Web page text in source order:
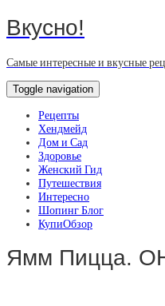
Вкусно!
Самые интересные и вкусные
Toggle navigation
Рецепты
Хендмейд
Дом и Сад
Здоровье
Женский Гид
Путешествия
Интересно
Шопинг Блог
КупиОбзор
Ямм Пицца.